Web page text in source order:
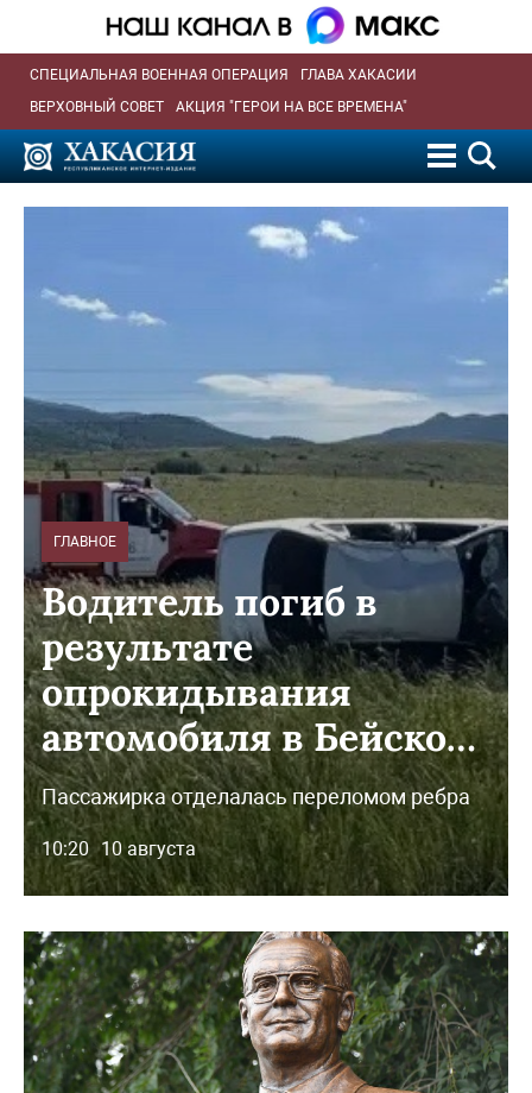
СПЕЦИАЛЬНАЯ ВОЕННАЯ ОПЕРАЦИЯ
ГЛАВА ХАКАСИИ
ВЕРХОВНЫЙ СОВЕТ
АКЦИЯ "ГЕРОИ НА ВСЕ ВРЕМЕНА"
ГЛАВНОЕ
Водитель погиб в
результате
опрокидывания
автомобиля в Бейском
районе
Пассажирка отделалась переломом ребра
10:20 10 августа